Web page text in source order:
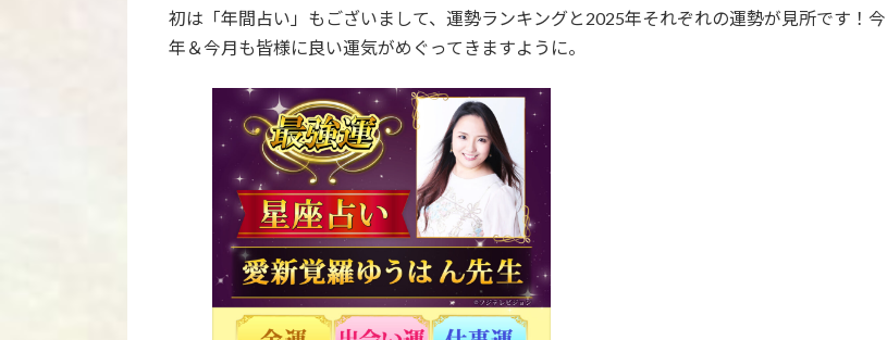
初は「年間占い」もございまして、運勢ランキングと2025年それぞれの運勢が見所です！今
年＆今月も皆様に良い運気がめぐってきますように。